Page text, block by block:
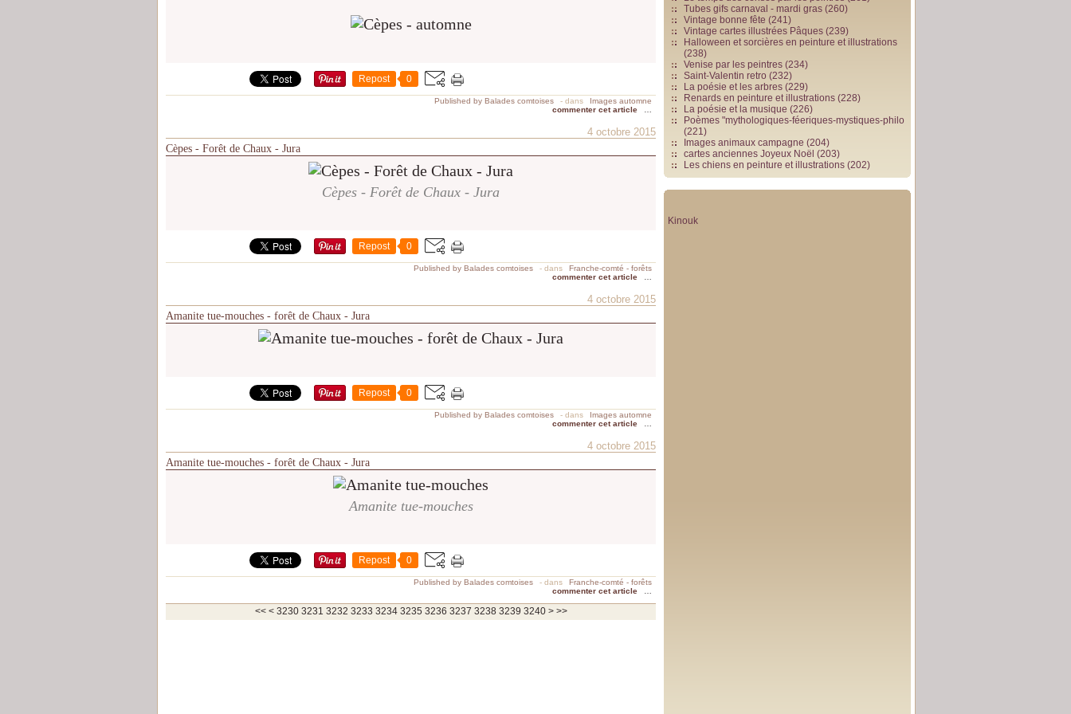
e
s
i
k
m
a
n
'
A
r
b
o
l
e
J
Repost 0
Published by Balades comtoises - dans
Images automne
commenter cet article
4 octobre 2015
Cèpes - Forêt de Chaux - Jura
Cèpes - Forêt de Chaux - Jura
Repost 0
Published by Balades comtoises - dans
Franche-comté - forêts
commenter cet article
4 octobre 2015
Amanite tue-mouches - forêt de Chaux - Jura
Repost 0
Published by Balades comtoises - dans
Images automne
commenter cet article
4 octobre 2015
Amanite tue-mouches - forêt de Chaux - Jura
Amanite tue-mouches
Repost 0
Published by Balades comtoises - dans
Franche-comté - forêts
commenter cet article
<< < 3200
3210
3220
3230 3231 3232 3233 3234 3235 3236 3237 3238 3239 3240 3250
3260
3270
3280
3290
3300
3400
3500
3600
3700
> >>
Tubes gifs carnaval - mardi gras (260)
Vintage bonne fête (241)
Vintage cartes illustrées Pâques (239)
Halloween et sorcières en peinture et illustrations
(238)
Venise par les peintres (234)
Saint-Valentin retro (232)
La poésie et les arbres (229)
Renards en peinture et illustrations (228)
La poésie et la musique (226)
Poèmes "mythologiques-féeriques-mystiques-philo
(221)
Images animaux campagne (204)
cartes anciennes Joyeux Noël (203)
Les chiens en peinture et illustrations (202)
Kinouk